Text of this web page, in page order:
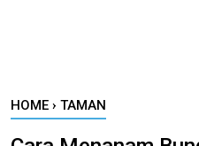
HOME › TAMAN